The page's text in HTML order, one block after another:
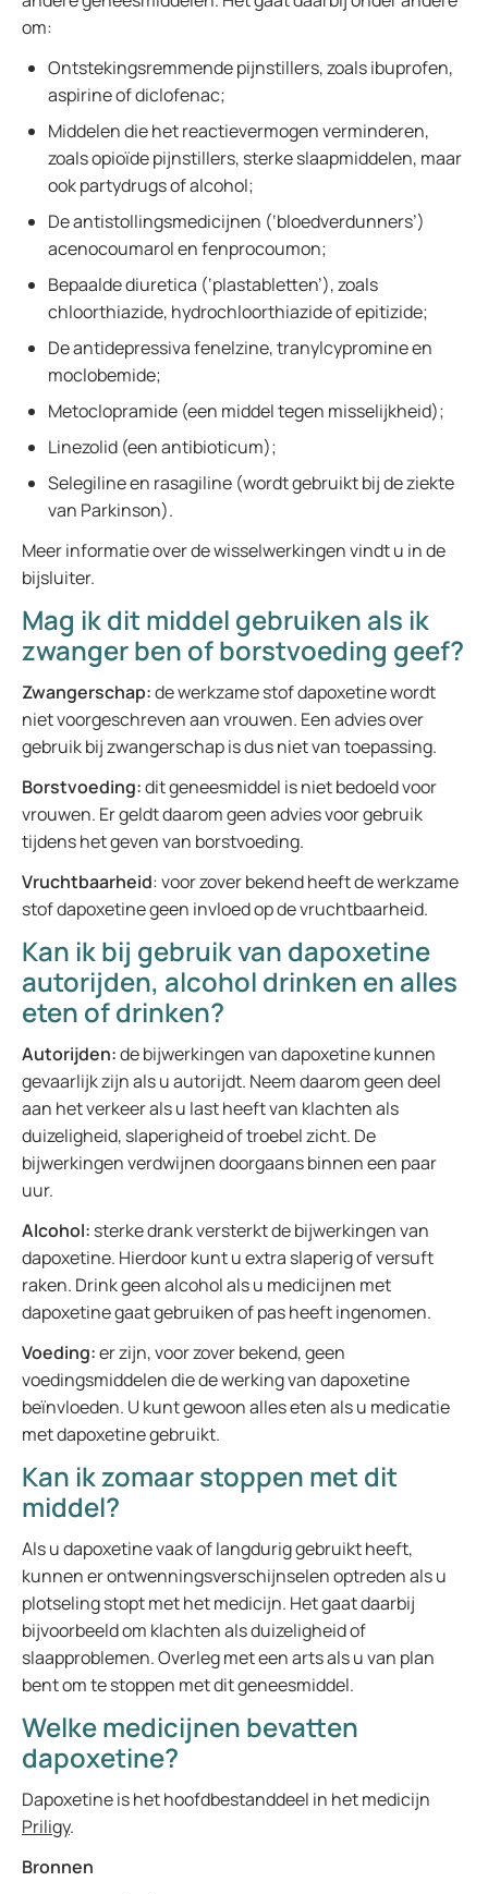
om:
Ontstekingsremmende pijnstillers, zoals ibuprofen,
aspirine of diclofenac;
Middelen die het reactievermogen verminderen,
zoals opioïde pijnstillers, sterke slaapmiddelen, maar
ook partydrugs of alcohol;
De antistollingsmedicijnen (‘bloedverdunners’)
acenocoumarol en fenprocoumon;
Bepaalde diuretica (‘plastabletten’), zoals
chloorthiazide, hydrochloorthiazide of epitizide;
De antidepressiva fenelzine, tranylcypromine en
moclobemide;
Metoclopramide (een middel tegen misselijkheid);
Linezolid (een antibioticum);
Selegiline en rasagiline (wordt gebruikt bij de ziekte
van Parkinson).
Meer informatie over de wisselwerkingen vindt u in de
bijsluiter.
Mag ik dit middel gebruiken als ik
zwanger ben of borstvoeding geef?
Zwangerschap:de werkzame stof dapoxetine wordt
niet voorgeschreven aan vrouwen. Een advies over
gebruik bij zwangerschap is dus niet van toepassing.
Borstvoeding:dit geneesmiddel is niet bedoeld voor
vrouwen. Er geldt daarom geen advies voor gebruik
tijdens het geven van borstvoeding.
Vruchtbaarheid: voor zover bekend heeft de werkzame
stof dapoxetine geen invloed op de vruchtbaarheid.
Kan ik bij gebruik van dapoxetine
autorijden, alcohol drinken en alles
eten of drinken?
Autorijden:de bijwerkingen van dapoxetine kunnen
gevaarlijk zijn als u autorijdt. Neem daarom geen deel
aan het verkeer als u last heeft van klachten als
duizeligheid, slaperigheid of troebel zicht. De
bijwerkingen verdwijnen doorgaans binnen een paar
uur.
Alcohol: sterke drank versterkt de bijwerkingen van
dapoxetine. Hierdoor kunt u extra slaperig of versuft
raken. Drink geen alcohol als u medicijnen met
dapoxetine gaat gebruiken of pas heeft ingenomen.
Voeding:er zijn, voor zover bekend, geen
voedingsmiddelen die de werking van dapoxetine
beïnvloeden. U kunt gewoon alles eten als u medicatie
met dapoxetine gebruikt.
Kan ik zomaar stoppen met dit
middel?
Als u dapoxetine vaak of langdurig gebruikt heeft,
kunnen er ontwenningsverschijnselen optreden als u
plotseling stopt met het medicijn. Het gaat daarbij
bijvoorbeeld om klachten als duizeligheid of
slaapproblemen. Overleg met een arts als u van plan
bent om te stoppen met dit geneesmiddel.
Welke medicijnen bevatten
dapoxetine?
Dapoxetine is het hoofdbestanddeel in het medicijn
Priligy.
Bronnen